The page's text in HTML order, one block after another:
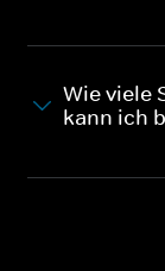
Wie viele
kann ich